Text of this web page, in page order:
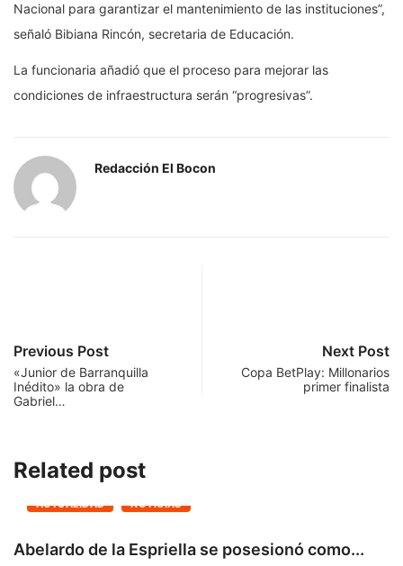
Nacional para garantizar el mantenimiento de las instituciones”,
señaló Bibiana Rincón, secretaria de Educación.
La funcionaria añadió que el proceso para mejorar las
condiciones de infraestructura serán “progresivas”.
Redacción El Bocon
Previous Post
«Junior de Barranquilla
Inédito» la obra de
Gabriel…
Next Post
Copa BetPlay: Millonarios
primer finalista
Related post
ACTUALIDAD NOTICIAS
Abelardo de la Espriella se posesionó como...